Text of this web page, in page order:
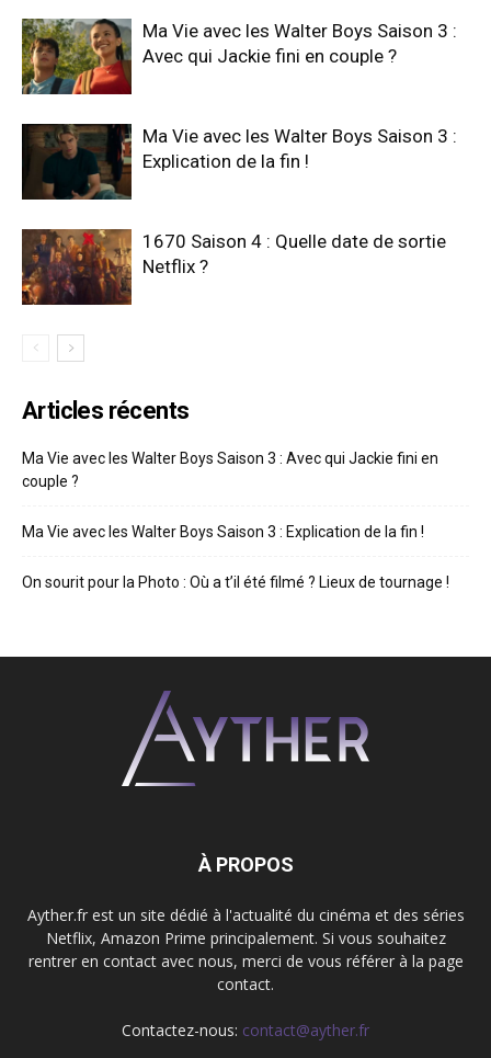
Ma Vie avec les Walter Boys Saison 3 :
Avec qui Jackie fini en couple ?
Ma Vie avec les Walter Boys Saison 3 :
Explication de la fin !
1670 Saison 4 : Quelle date de sortie
Netflix ?
Articles récents
Ma Vie avec les Walter Boys Saison 3 : Avec qui Jackie fini en
couple ?
Ma Vie avec les Walter Boys Saison 3 : Explication de la fin !
On sourit pour la Photo : Où a t’il été filmé ? Lieux de tournage !
À PROPOS
Ayther.fr est un site dédié à l'actualité du cinéma et des séries
Netflix, Amazon Prime principalement. Si vous souhaitez
rentrer en contact avec nous, merci de vous référer à la page
contact.
Contactez-nous: contact@ayther.fr